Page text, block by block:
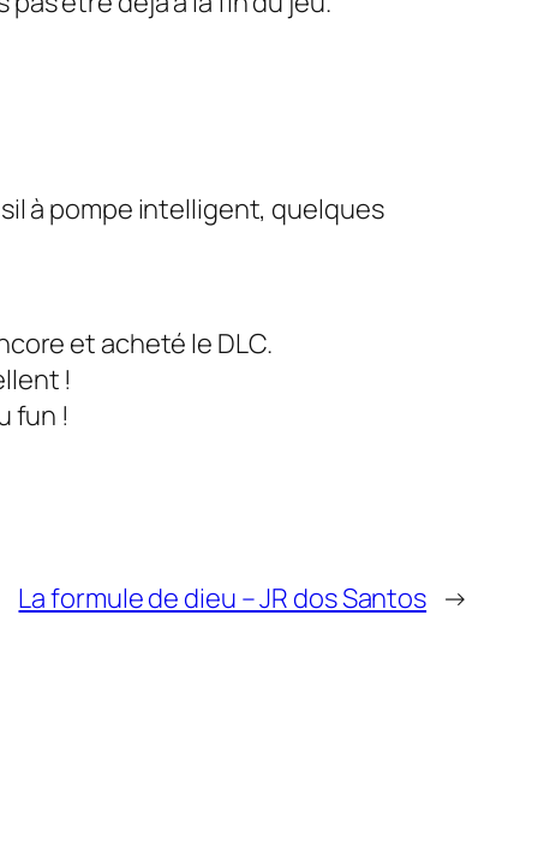
à pompe intelligent, quelques
et acheté le DLC.
!
fun !
La formule de dieu – JR dos Santos →